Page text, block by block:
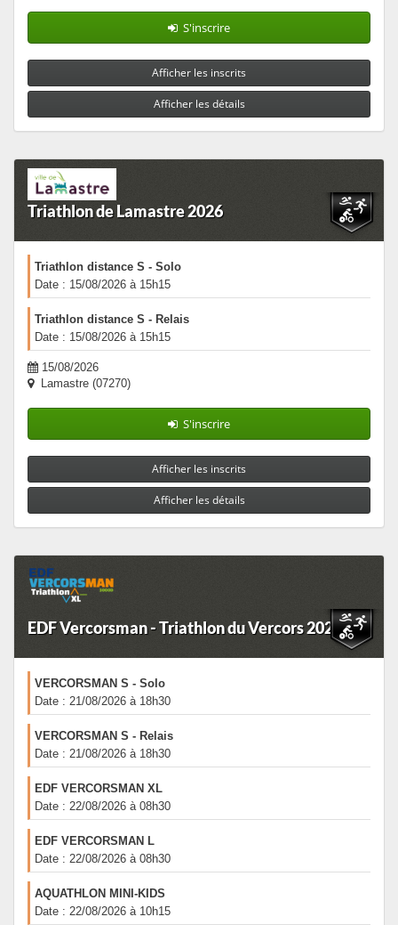
S'inscrire
Afficher les inscrits
Afficher les détails
Triathlon de Lamastre 2026
Triathlon distance S - Solo
Date : 15/08/2026 à 15h15
Triathlon distance S - Relais
Date : 15/08/2026 à 15h15
15/08/2026
Lamastre (07270)
S'inscrire
Afficher les inscrits
Afficher les détails
EDF Vercorsman - Triathlon du Vercors 2026
VERCORSMAN S - Solo
Date : 21/08/2026 à 18h30
VERCORSMAN S - Relais
Date : 21/08/2026 à 18h30
EDF VERCORSMAN XL
Date : 22/08/2026 à 08h30
EDF VERCORSMAN L
Date : 22/08/2026 à 08h30
AQUATHLON MINI-KIDS
Date : 22/08/2026 à 10h15